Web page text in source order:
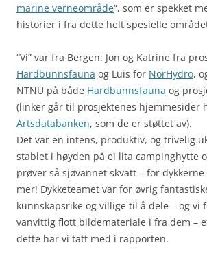
marine verneområde“, som er spekket
historier i fra dette helt spesielle
“Vi” var fra Bergen: Jon og Katrine fra
Hardbunnsfauna og Luis for NorHydro,
NTNU på både Hardbunnsfauna og
(linker går til prosjektenes hjemmesider
Artsdatabanken, som de er støttet av).
Det var en intens, produktiv, og trivelig
stablet i høyden på ei lita campinghytte
prøver så sjøvannet skvatt – for
mer! Dykketeamet var for øvrig
kunnskapsrike og villige til å dele – og vi
vanvittig flott bildemateriale i fra dem –
dette har vi tatt med i rapporten.